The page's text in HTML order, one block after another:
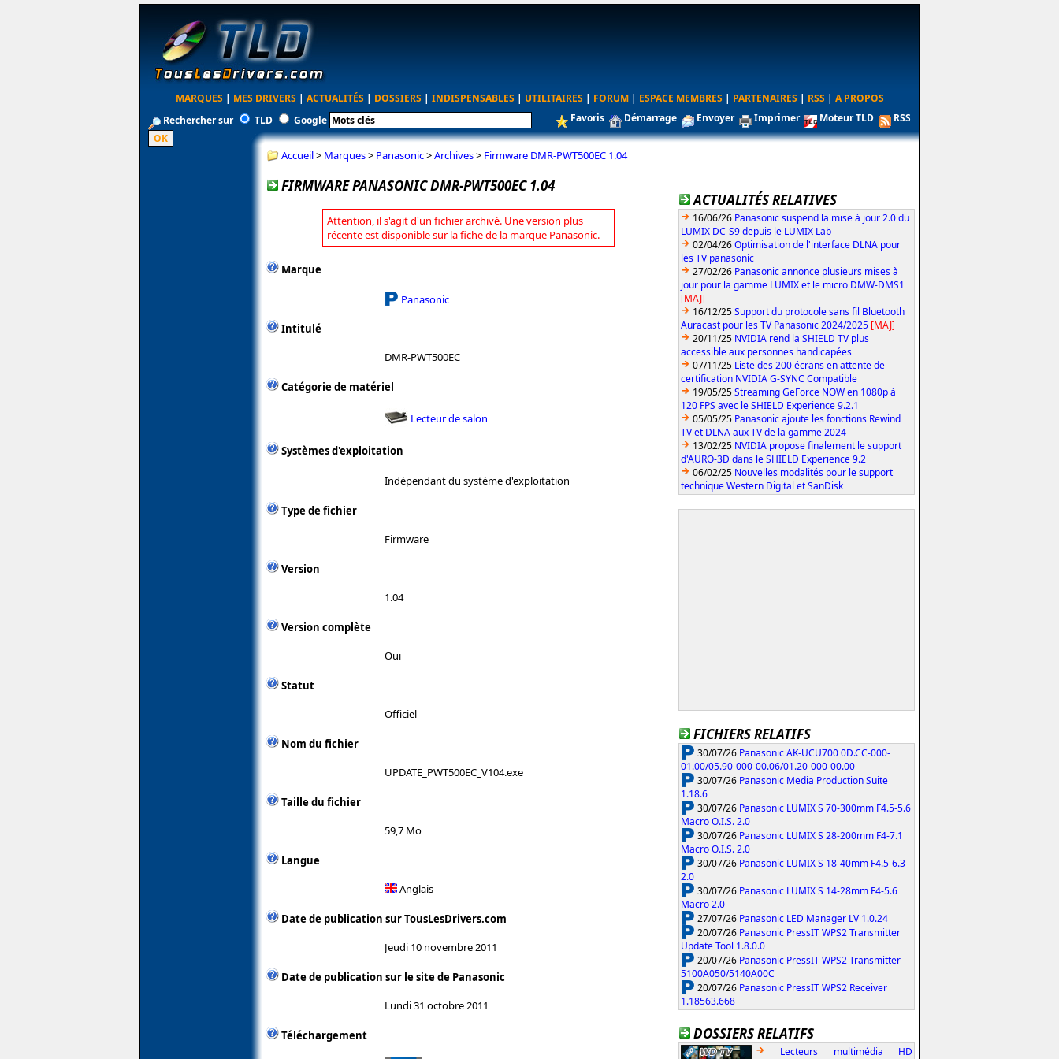
MARQUES | MES DRIVERS | ACTUALITÉS | DOSSIERS | INDISPENSABLES | UTILITAIRES | FORUM | ESPACE MEMBRES | PARTENAIRES | RSS | A PROPOS
Rechercher sur
TLD Google Favoris Démarrage Envoyer Imprimer Moteur TLD RSS
Accueil> Marques> Panasonic>Archives> Firmware DMR-PWT500EC 1.04
FIRMWARE PANASONIC DMR-PWT500EC 1.04
Attention, il s'agit d'un fichier archivé. Une version plus
récente est disponible sur la fiche de la marque Panasonic.
Marque
Panasonic
Intitulé
DMR-PWT500EC
Catégorie de matériel
Lecteur de salon
Systèmes d'exploitation
Indépendant du système d'exploitation
Type de fichier
Firmware
Version
1.04
Version complète
Oui
Statut
Officiel
Nom du fichier
UPDATE_PWT500EC_V104.exe
Taille du fichier
59,7 Mo
Langue
Anglais
Date de publication sur TousLesDrivers.com
Jeudi 10 novembre 2011
Date de publication sur le site de Panasonic
Lundi 31 octobre 2011
Téléchargement
ACTUALITÉS RELATIVES
16/06/26 Panasonic suspend la mise à jour 2.0 du
LUMIX DC-S9 depuis le LUMIX Lab
02/04/26Optimisation de l'interface DLNA pour
les TV panasonic
27/02/26 Panasonic annonce plusieurs mises à
jour pour la gamme LUMIX et le micro DMW-DMS1
[MAJ]
16/12/25Support du protocole sans fil Bluetooth
Auracast pour les TV Panasonic 2024/2025 [MAJ]
20/11/25 NVIDIA rend la SHIELD TV plus
accessible aux personnes handicapées
07/11/25 Liste des 200 écrans en attente de
certification NVIDIA G-SYNC Compatible
19/05/25Streaming GeForce NOW en 1080p à
120 FPS avec le SHIELD Experience 9.2.1
05/05/25 Panasonic ajoute les fonctions Rewind
TV et DLNA aux TV de la gamme 2024
13/02/25 NVIDIA propose finalement le support
d'AURO-3D dans le SHIELD Experience 9.2
06/02/25 Nouvelles modalités pour le support
technique Western Digital et SanDisk
FICHIERS RELATIFS
30/07/26 Panasonic AK-UCU700 0D.CC-000-
01.00/05.90-000-00.06/01.20-000-00.00
30/07/26 Panasonic Media Production Suite
1.18.6
30/07/26 Panasonic LUMIX S 70-300mm F4.5-5.6
Macro O.I.S. 2.0
30/07/26 Panasonic LUMIX S 28-200mm F4-7.1
Macro O.I.S. 2.0
30/07/26 Panasonic LUMIX S 18-40mm F4.5-6.3
2.0
30/07/26 Panasonic LUMIX S 14-28mm F4-5.6
Macro 2.0
27/07/26 Panasonic LED Manager LV 1.0.24
20/07/26 Panasonic PressIT WPS2 Transmitter
Update Tool 1.8.0.0
20/07/26 Panasonic PressIT WPS2 Transmitter
5100A050/5140A00C
20/07/26 Panasonic PressIT WPS2 Receiver
1.18563.668
DOSSIERS RELATIFS
Lecteurs multimédia HD